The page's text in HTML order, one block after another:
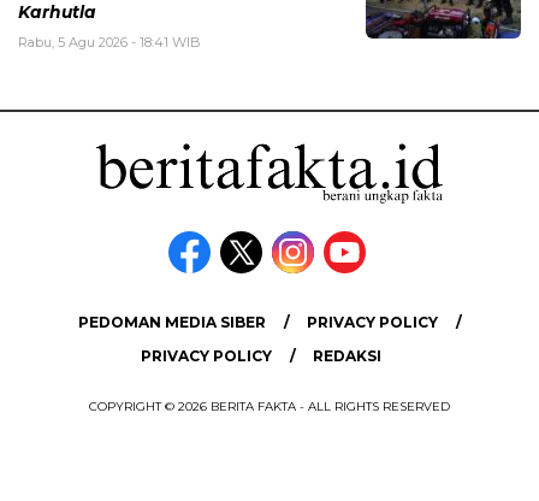
Karhutla
Rabu, 5 Agu 2026 - 18:41 WIB
PEDOMAN MEDIA SIBER
PRIVACY POLICY
PRIVACY POLICY
REDAKSI
COPYRIGHT © 2026 BERITA FAKTA - ALL RIGHTS RESERVED